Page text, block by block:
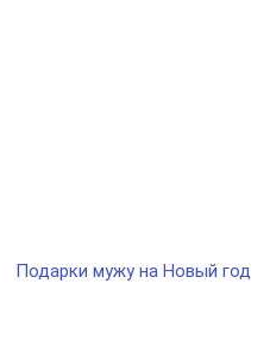
Подарки мужу на Новый год